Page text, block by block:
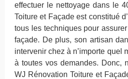
effectuer le nettoyage dans le
Toiture et Façade est constitué
tous les techniques pour
façade. De plus, son artisan
intervenir chez à n’importe quel
à toutes vos demandes. Donc,
WJ Rénovation Toiture et